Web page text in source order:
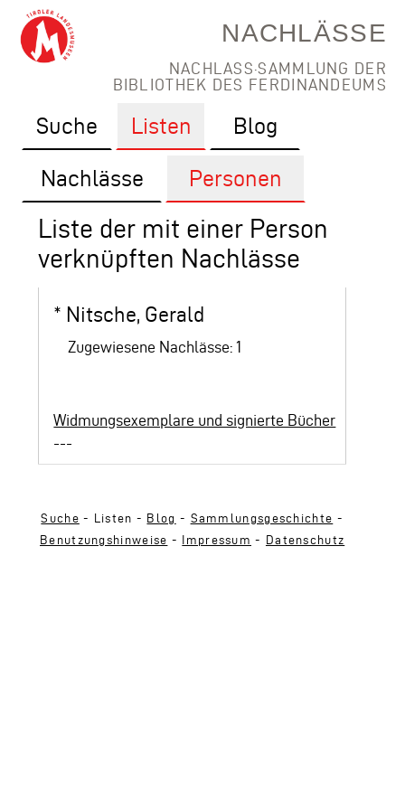
NACHLÄSSE
NACHLASS·SAMMLUNG DER
BIBLIOTHEK DES FERDINANDEUMS
Suche Listen Blog
Nachlässe Personen
Liste der mit einer Person
verknüpften Nachlässe
* Nitsche, Gerald
Zugewiesene Nachlässe: 1
Widmungsexemplare und signierte Bücher
---
Suche - Listen - Blog - Sammlungsgeschichte -
Benutzungshinweise - Impressum - Datenschutz